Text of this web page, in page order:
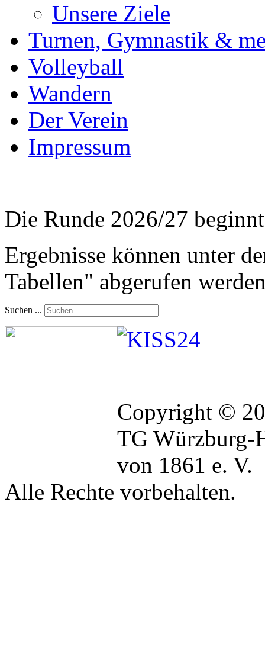
Unsere Ziele
Turnen, Gymnastik &
Volleyball
Wandern
Der Verein
Impressum
Die Runde 2026/27
Ergebnisse können unter
Tabellen" abgerufen
Suchen ...
Copyright ©
TG Würzburg-
von 1861 e. V.
Alle Rechte vorbehalten.